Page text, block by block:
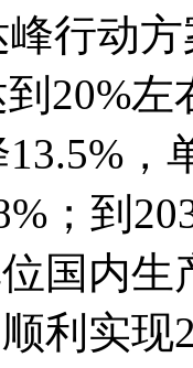
峰行动
20%
；到
国内生
利实现